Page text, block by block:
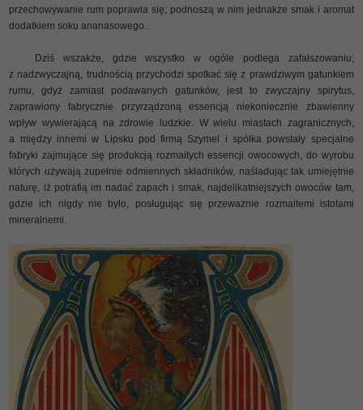
przechowywanie rum poprawia się; podnoszą w nim jednakże smak i aromat
dodatkiem soku ananasowego.
Dziś wszakże, gdzie wszystko w ogóle podlega zafałszowaniu;
z nadzwyczajną, trudnością przychodzi spotkać się z prawdziwym gatunkiem
rumu, gdyż zamiast podawanych gatunków, jest to zwyczajny spirytus,
zaprawiony fabrycznie przyrządzoną essencją niekoniecznie zbawienny
wpływ wywierającą na zdrowie ludzkie. W wielu miastach zagranicznych,
a między innemi w Lipsku pod firmą Szymel i spółka powstały specjalne
fabryki zajmujące się produkcją rozmaitych essencji owocowych, do wyrobu
których używają zupełnie odmiennych składników, naśladując tak umiejętnie
naturę, iż potrafią im nadać zapach i smak, najdelikatniejszych owoców tam,
gdzie ich nigdy nie było, posługując się przeważnie rozmaitemi istotami
mineralnemi.